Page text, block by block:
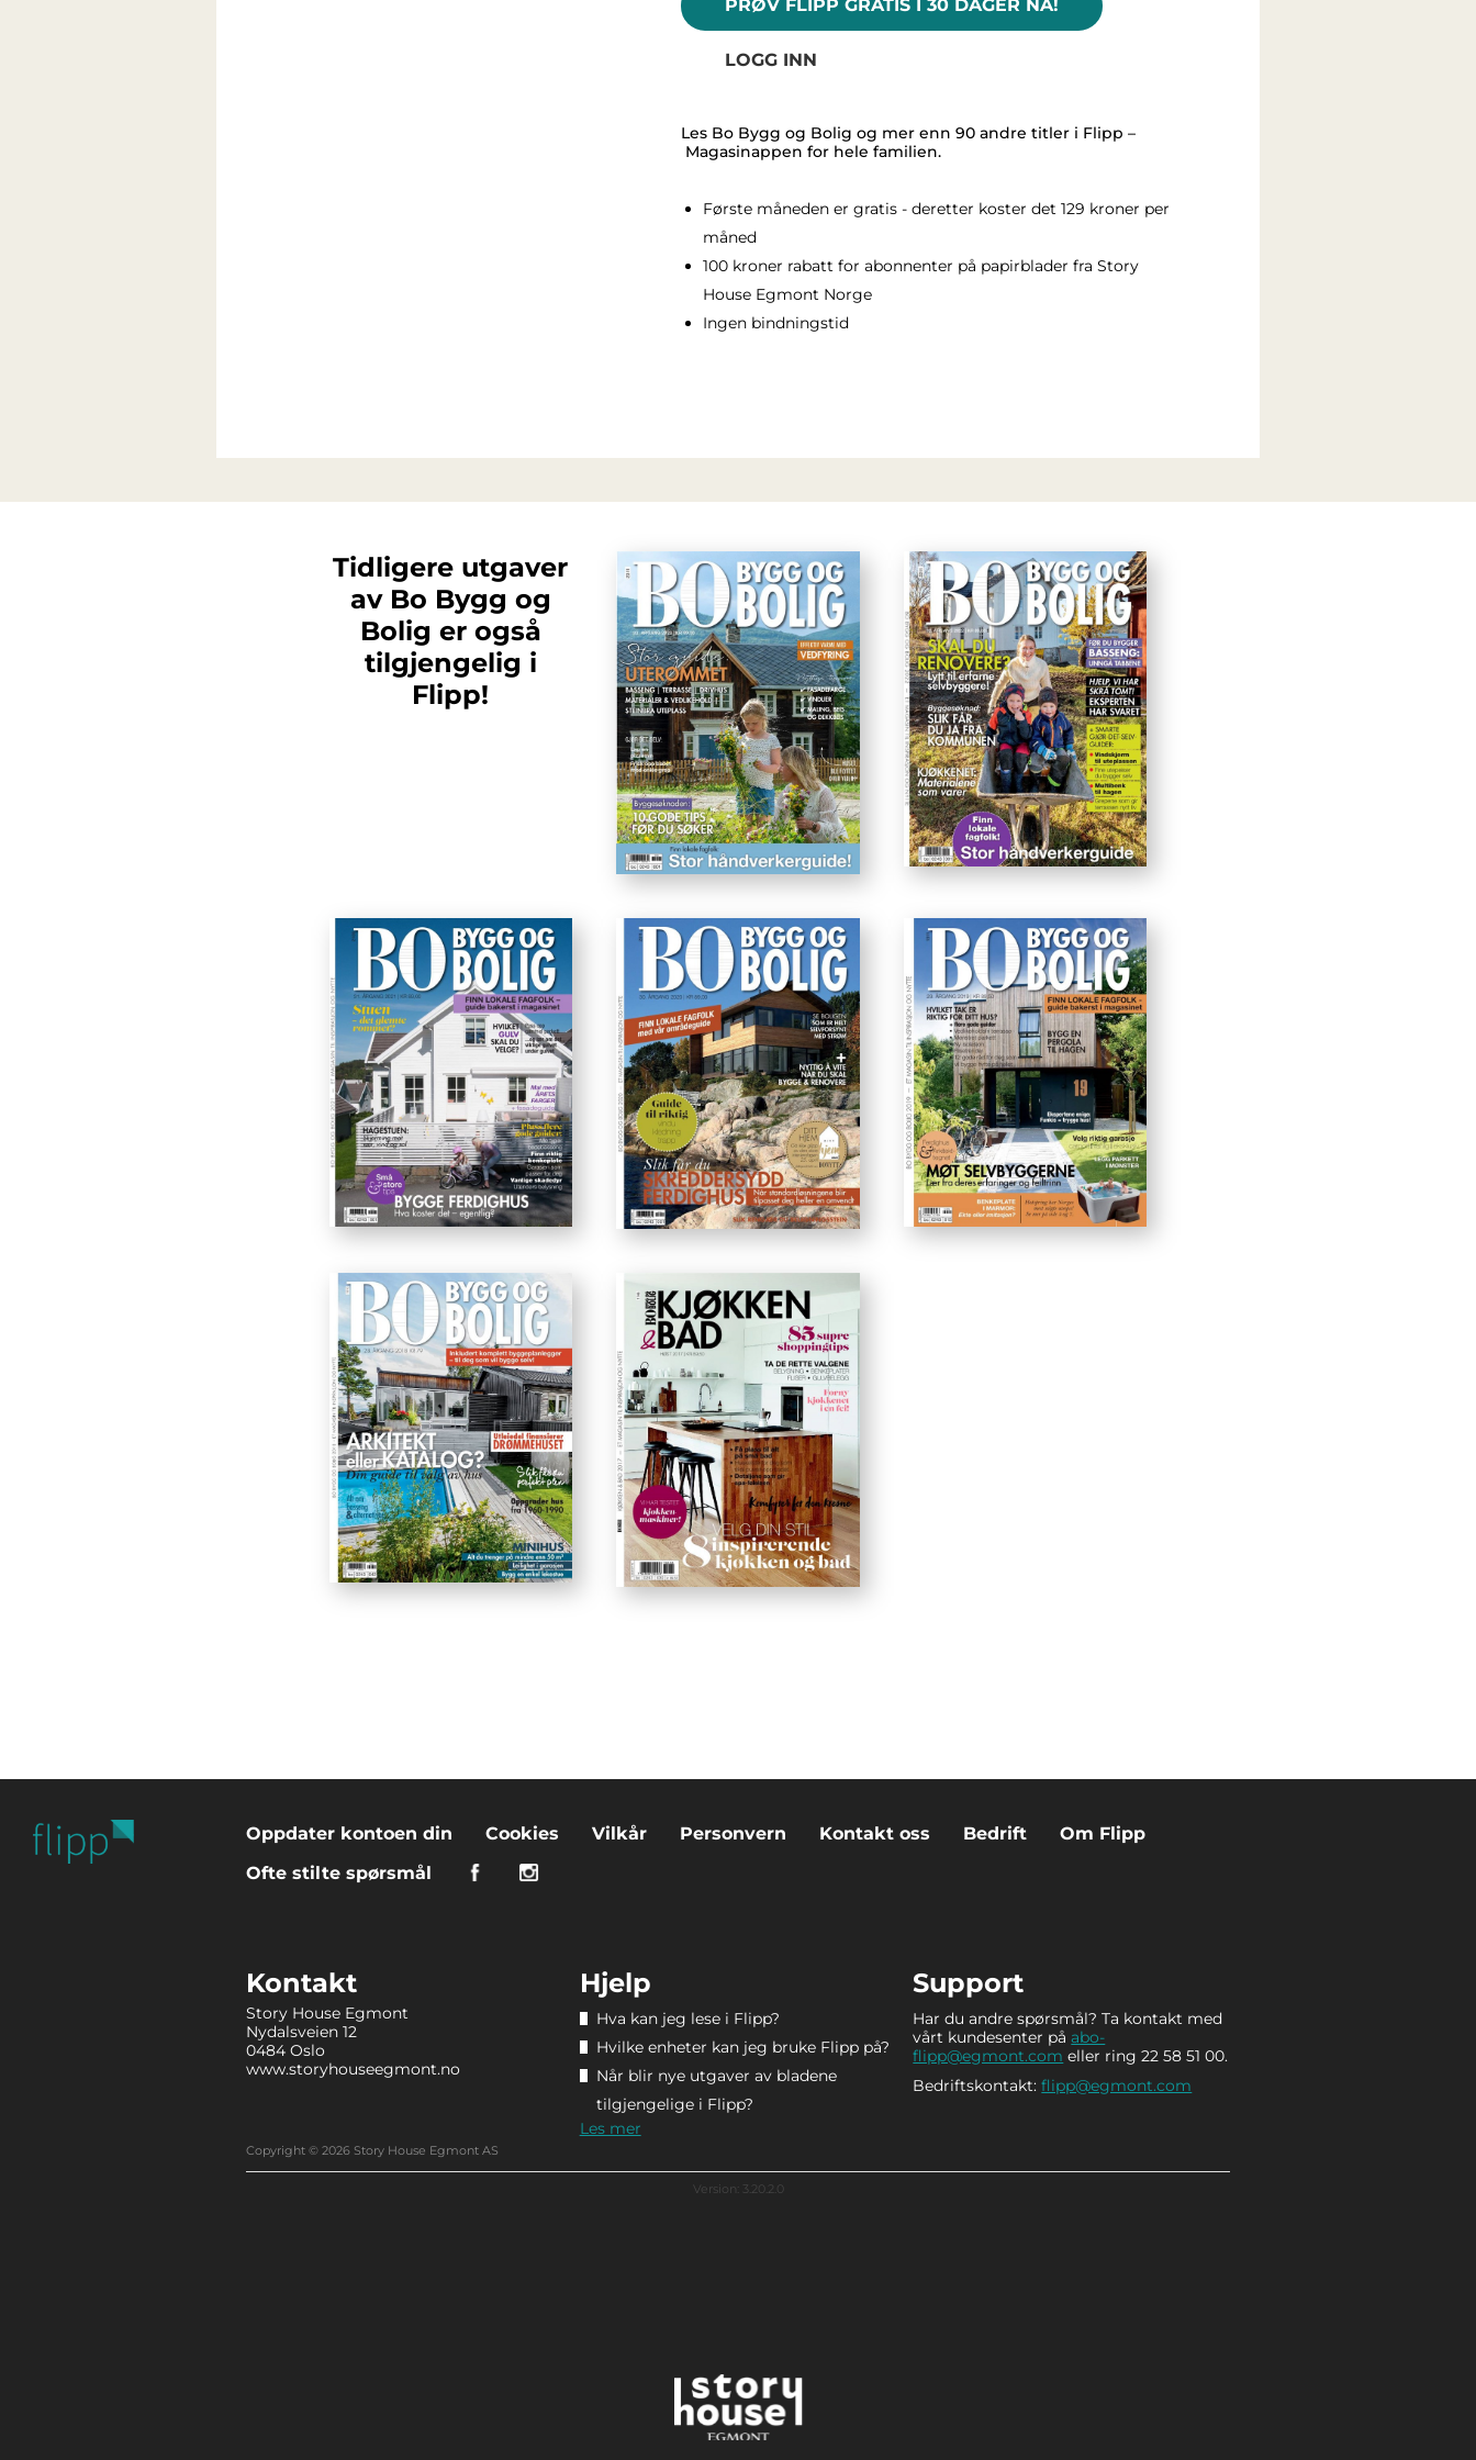
PRØV FLIPP GRATIS I 30 DAGER NÅ!
LOGG INN
Les Bo Bygg og Bolig og mer enn 90 andre titler i Flipp –
Magasinappen for hele familien.
Første måneden er gratis - deretter koster det 129 kroner per
måned
100 kroner rabatt for abonnenter på papirblader fra Story
House Egmont Norge
Ingen bindningstid
Tidligere utgaver
av Bo Bygg og
Bolig er også
tilgjengelig i
Flipp!
Oppdater kontoen din Cookies Vilkår Personvern Kontakt oss Bedrift
Om Flipp
Ofte stilte spørsmål
Kontakt
Story House Egmont
Nydalsveien 12
0484 Oslo
www.storyhouseegmont.no
Hjelp
Hva kan jeg lese i Flipp?
Hvilke enheter kan jeg bruke Flipp på?
Når blir nye utgaver av bladene
tilgjengelige i Flipp?
Les mer
Support
Har du andre spørsmål? Ta kontakt med
vårt kundesenter på abo-
flipp@egmont.com eller ring 22 58 51 00.
Bedriftskontakt:flipp@egmont.com
Copyright © 2026 Story House Egmont AS
Version: 3.20.2.0